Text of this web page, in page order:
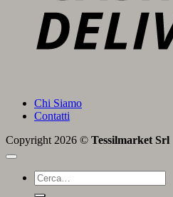
Chi Siamo
Contatti
Copyright 2026 © Tessilmarket Srl
Cerca: